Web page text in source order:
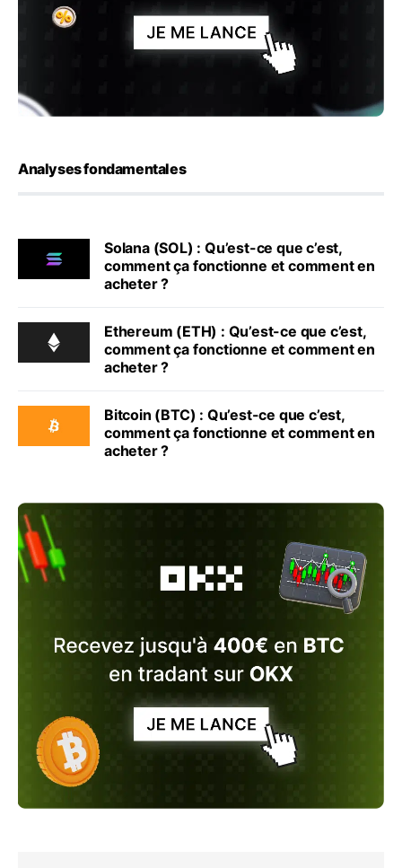
Analyses fondamentales
Solana (SOL) : Qu’est-ce que c’est,
comment ça fonctionne et comment en
acheter ?
Ethereum (ETH) : Qu’est-ce que c’est,
comment ça fonctionne et comment en
acheter ?
Bitcoin (BTC) : Qu’est-ce que c’est,
comment ça fonctionne et comment en
acheter ?